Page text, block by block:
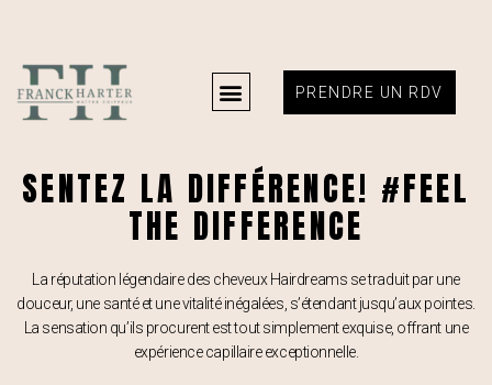
PRENDRE UN RDV
SENTEZ LA DIFFÉRENCE! #FEEL
THE DIFFERENCE
La réputation légendaire des cheveux Hairdreams se traduit par une
douceur, une santé et une vitalité inégalées, s’étendant jusqu’aux pointes.
La sensation qu’ils procurent est tout simplement exquise, offrant une
expérience capillaire exceptionnelle.